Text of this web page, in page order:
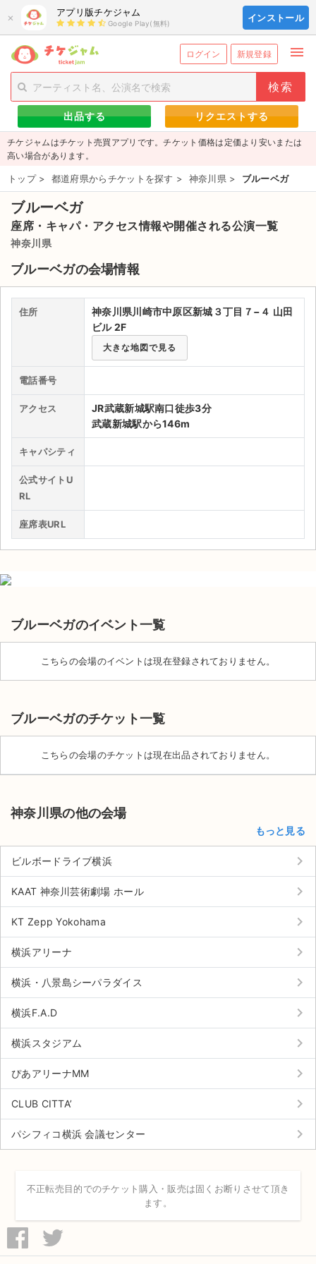
× アプリ版チケジャム
Google Play(無料) インストール
ログイン 新規登録 menu
person_add 新規会員登録 exit_to_app ログイン
チケットを探す
新着チケット
値下げしたチケット
都道府県からチケットを探す
もうすぐ開催のチケット
チケットのリクエスト一覧
取扱チケット
ライブ・コンサート（国内）
ライブ・コンサート（海外）
スポーツ
演劇・ミュージカル
ご利用ガイド
ご利用ガイド
手数料・お支払い方法
お知らせ
サイト情報
チケットジャム運営会社
チケットジャム利用規約
プライバシーポリシー
特定商取引法に基づく表記
公演登録依頼
不正転売禁止法について
チケットジャムの取り組み
音楽情報
出品する リクエストする
チケジャムはチケット売買アプリです。チケット価格は定価より安いまたは
高い場合があります。
トップ > 都道府県からチケットを探す > 神奈川県 > ブルーベガ
ブルーベガ
座席・キャパ・アクセス情報や開催される公演一覧
神奈川県
ブルーベガの会場情報
住所
神奈川県川崎市中原区新城３丁目７−４ 山田
ビル 2F
大きな地図で見る
電話番号
アクセス
JR武蔵新城駅南口徒歩3分
武蔵新城駅から146m
キャパシティ
公式サイトU
RL
座席表URL
ブルーベガのイベント一覧
こちらの会場のイベントは現在登録されておりません。
ブルーベガのチケット一覧
こちらの会場のチケットは現在出品されておりません。
神奈川県の他の会場
もっと見る
ビルボードライブ横浜 keyboard_arrow_right
KAAT 神奈川芸術劇場 ホール keyboard_arrow_right
KT Zepp Yokohama keyboard_arrow_right
横浜アリーナ keyboard_arrow_right
横浜・八景島シーパラダイス keyboard_arrow_right
横浜F.A.D keyboard_arrow_right
横浜スタジアム keyboard_arrow_right
ぴあアリーナMM keyboard_arrow_right
CLUB CITTA’ keyboard_arrow_right
パシフィコ横浜 会議センター keyboard_arrow_right
不正転売目的でのチケット購入・販売は固くお断りさせて頂き
ます。